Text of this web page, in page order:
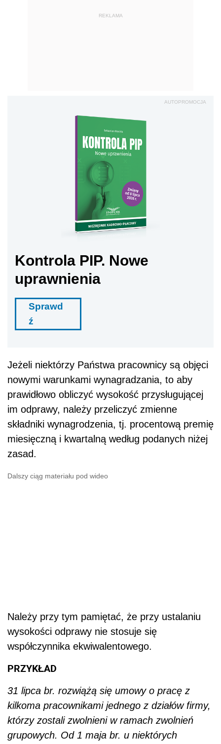
REKLAMA
AUTOPROMOCJA
Kontrola PIP. Nowe
uprawnienia
Sprawd
ź
Jeżeli niektórzy Państwa pracownicy są objęci
nowymi warunkami wynagradzania, to aby
prawidłowo obliczyć wysokość przysługującej
im odprawy, należy przeliczyć zmienne
składniki wynagrodzenia, tj. procentową premię
miesięczną i kwartalną według podanych niżej
zasad.
Dalszy ciąg materiału pod wideo
Należy przy tym pamiętać, że przy ustalaniu
wysokości odprawy nie stosuje się
współczynnika ekwiwalentowego.
PRZYKŁAD
31 lipca br. rozwiążą się umowy o pracę z
kilkoma pracownikami jednego z działów firmy,
którzy zostali zwolnieni w ramach zwolnień
grupowych. Od 1 maja br. u niektórych